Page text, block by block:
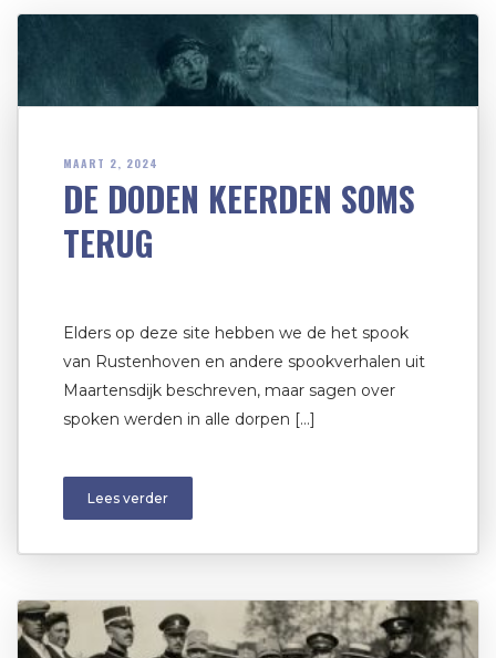
MAART 2, 2024
DE DODEN KEERDEN SOMS
TERUG
Elders op deze site hebben we de het spook
van Rustenhoven en andere spookverhalen uit
Maartensdijk beschreven, maar sagen over
spoken werden in alle dorpen […]
Lees verder